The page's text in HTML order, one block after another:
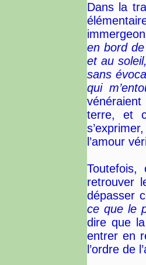
Dans la
en bord
et au
sans
qui
terre, et
l’amour
Toutefois,
retrouver
dépasser
ce que le
dire que
entrer en
l’ordre de